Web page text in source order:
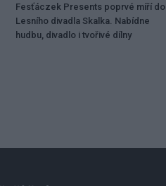
Fesťáczek Presents poprvé míří do
Lesního divadla Skalka. Nabídne
hudbu, divadlo i tvořivé dílny